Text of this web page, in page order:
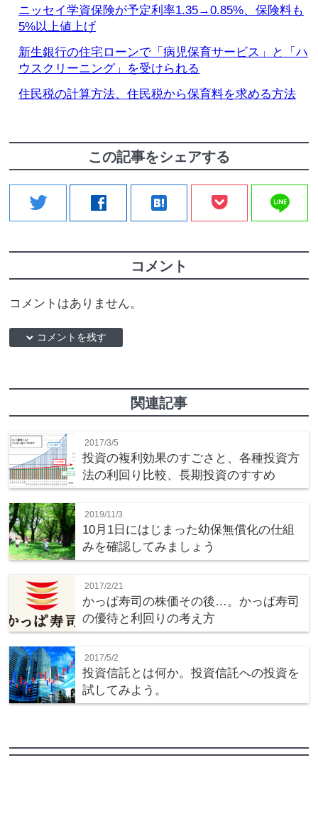
ニッセイ学資保険が予定利率1.35→0.85%、保険料も
5%以上値上げ
新生銀行の住宅ローンで「病児保育サービス」と「ハ
ウスクリーニング」を受けられる
住民税の計算方法、住民税から保育料を求める方法
この記事をシェアする
twitter facebook hatenabookmark line
コメント
コメントはありません。
down コメントを残す
関連記事
2017/3/5
投資の複利効果のすごさと、各種投資方
法の利回り比較、長期投資のすすめ
2019/11/3
10月1日にはじまった幼保無償化の仕組
みを確認してみましょう
2017/2/21
かっぱ寿司の株価その後…。かっぱ寿司
の優待と利回りの考え方
2017/5/2
投資信託とは何か。投資信託への投資を
試してみよう。